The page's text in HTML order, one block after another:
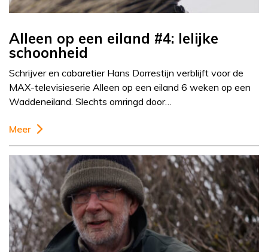
Alleen op een eiland #4: lelijke
schoonheid
Schrijver en cabaretier Hans Dorrestijn verblijft voor de
MAX-televisieserie Alleen op een eiland 6 weken op een
Waddeneiland. Slechts omringd door…
Meer